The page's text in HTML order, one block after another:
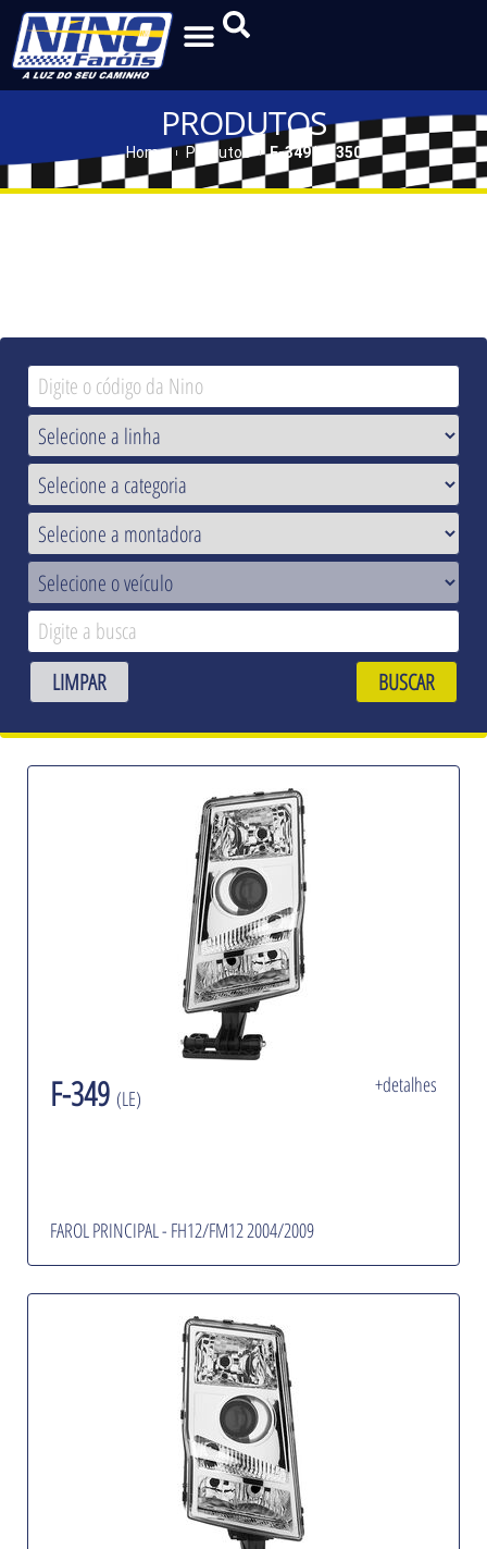
PRODUTOS
Home Produtos F-349 | F-350
LIMPAR BUSCAR
F-349 (LE)
+detalhes
FAROL PRINCIPAL - FH12/FM12 2004/2009